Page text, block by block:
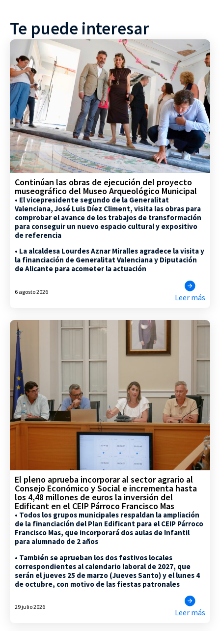
Te puede interesar
Continúan las obras de ejecución del proyecto
museográfico del Museo Arqueológico Municipal
• El vicepresidente segundo de la Generalitat
Valenciana, José Luis Díez Climent, visita las obras para
comprobar el avance de los trabajos de transformación
para conseguir un nuevo espacio cultural y expositivo
de referencia
• La alcaldesa Lourdes Aznar Miralles agradece la visita y
la financiación de Generalitat Valenciana y Diputación
de Alicante para acometer la actuación
6 agosto 2026
Leer más
El pleno aprueba incorporar al sector agrario al
Consejo Económico y Social e incrementa hasta
los 4,48 millones de euros la inversión del
Edificant en el CEIP Párroco Francisco Mas
• Todos los grupos municipales respaldan la ampliación
de la financiación del Plan Edificant para el CEIP Párroco
Francisco Mas, que incorporará dos aulas de Infantil
para alumnado de 2 años
• También se aprueban los dos festivos locales
correspondientes al calendario laboral de 2027, que
serán el jueves 25 de marzo (Jueves Santo) y el lunes 4
de octubre, con motivo de las fiestas patronales
29 julio 2026
Leer más